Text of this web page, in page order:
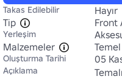
Takas Edilebilir
Hayır
Tip
Front
Yerleşim
Malzemeler
Temel
Oluşturma Tarihi 05
Açıklama